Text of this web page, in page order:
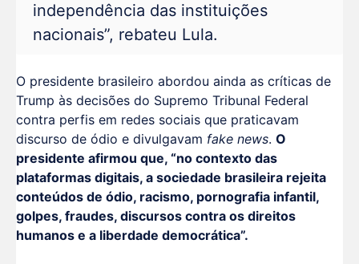
independência das instituições
nacionais”, rebateu Lula.
O presidente brasileiro abordou ainda as críticas de
Trump às decisões do Supremo Tribunal Federal
contra perfis em redes sociais que praticavam
discurso de ódio e divulgavam fake news. O
presidente afirmou que, “no contexto das
plataformas digitais, a sociedade brasileira rejeita
conteúdos de ódio, racismo, pornografia infantil,
golpes, fraudes, discursos contra os direitos
humanos e a liberdade democrática”.